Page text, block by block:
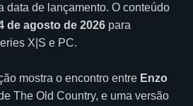
data de lançamento. O conteúdo
de agosto de 2026 para
X|S e PC.
mostra o encontro entre Enzo
The Old Country, e uma versão